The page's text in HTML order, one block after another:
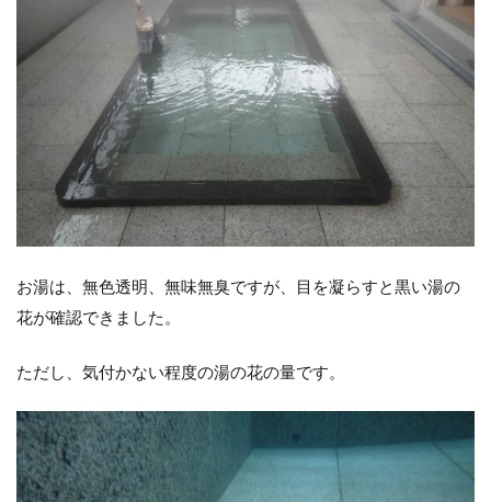
お湯は、無色透明、無味無臭ですが、目を凝らすと黒い湯の
花が確認できました。
ただし、気付かない程度の湯の花の量です。